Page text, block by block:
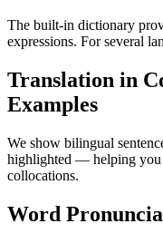
The built-in dictionary
expressions. For several
Translation in
Examples
We show bilingual
highlighted — helping you
collocations.
Word